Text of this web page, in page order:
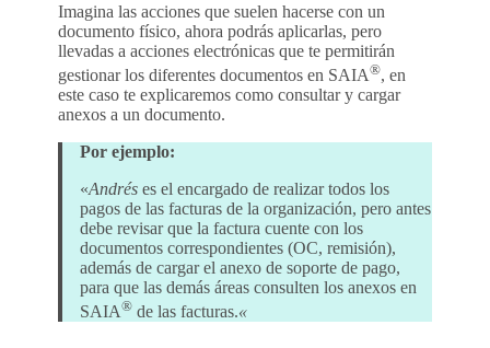
Imagina las acciones que suelen hacerse con un
documento físico, ahora podrás aplicarlas, pero
llevadas a acciones electrónicas que te permitirán
gestionar los diferentes documentos en SAIA®, en
este caso te explicaremos como consultar y cargar
anexos a un documento.
Por ejemplo:
«Andrés es el encargado de realizar todos los
pagos de las facturas de la organización, pero antes
debe revisar que la factura cuente con los
documentos correspondientes (OC, remisión),
además de cargar el anexo de soporte de pago,
para que las demás áreas consulten los anexos en
SAIA® de las facturas.«